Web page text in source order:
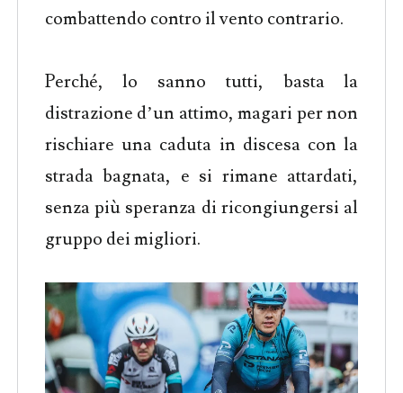
combattendo contro il vento contrario.
Perché, lo sanno tutti, basta la
distrazione d’un attimo, magari per non
rischiare una caduta in discesa con la
strada bagnata, e si rimane attardati,
senza più speranza di ricongiungersi al
gruppo dei migliori.